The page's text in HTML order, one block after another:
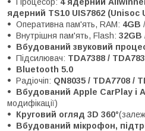
ядерний TS10 UIS7862 (Unisoc
Оперативна пам'ять, RAM: 4GB /
Внутрішня пам'ять, Flash: 32GB
Вбудований звуковий
Підсилювач: TDA7388 /
Bluetooth 5.0
Радіочіп: QN8035 / TDA7708 /
Вбудований Apple CarPlay і
модифікації)
Круговий огляд 3D 360°
Вбудований мікрофон,